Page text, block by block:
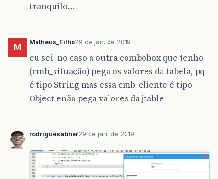
tranquilo…
M
Matheus_Filho29 de jan. de 2019
eu sei, no caso a outra combobox que tenho
(cmb_situação) pega os valores da tabela, pq
é tipo String mas essa cmb_cliente é tipo
Object enão pega valores da jtable
rodriguesabner29 de jan. de 2019